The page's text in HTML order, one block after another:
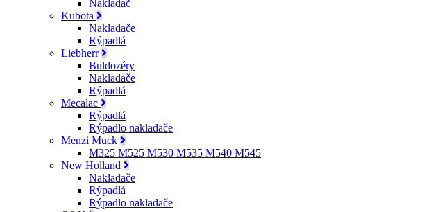
Nakladač
Kubota
Nakladače
Rýpadlá
Liebherr
Buldozéry
Nakladače
Rýpadlá
Mecalac
Rýpadlá
Rýpadlo nakladače
Menzi Muck
M325 M525 M530 M535 M540 M545
New Holland
Nakladače
Rýpadlá
Rýpadlo nakladače